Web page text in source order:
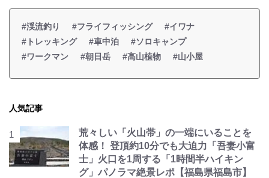
#渓流釣り #フライフィッシング
#イワナ
#トレッキング
#車中泊
#ソロキャンプ
#ワークマン
#朝日岳 #高山植物 #山小屋
人気記事
荒々しい「火山帯」の一端にいることを
体感！ 登頂約10分でも大迫力「吾妻小富
士」火口を1周する「1時間半ハイキン
グ」パノラマ絶景レポ【福島県福島市】